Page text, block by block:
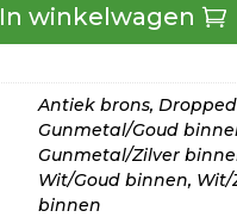
In winkelwagen
Antiek brons,
Gunmetal/Goud
Gunmetal/Zilver
Wit/Goud binnen, Wit/
binnen